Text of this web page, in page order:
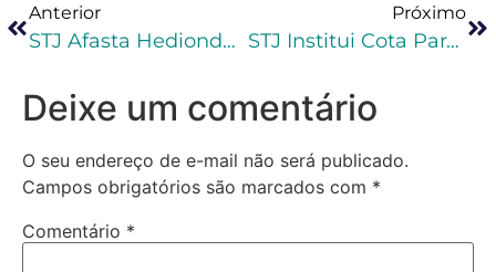
Anterior
STJ Afasta Hediondez Do Tráfico Em Pedido De Reconsideração
Próximo
STJ Institui Cota Para Mulheres Vítimas De Violência Doméstica Em Contratos De Serviço
Deixe um comentário
O seu endereço de e-mail não será publicado.
Campos obrigatórios são marcados com *
Comentário *